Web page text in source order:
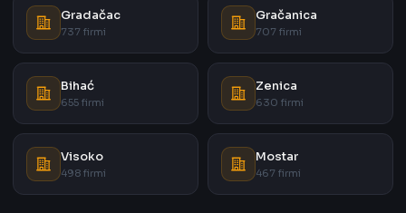
Gradačac
737 firmi
Gračanica
707 firmi
Bihać
655 firmi
Zenica
630 firmi
Visoko
498 firmi
Mostar
467 firmi